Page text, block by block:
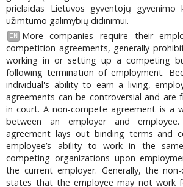
prielaidas Lietuvos gyventojų gyvenimo
užimtumo galimybių didinimui.
EN
More companies require their
competition agreements, generally
working in or setting up a competing
following termination of employment.
individual's ability to earn a living,
agreements can be controversial and are
in court. A non-compete agreement is a
between an employer and
agreement lays out binding terms and
employee’s ability to work in the
competing organizations upon
the current employer. Generally, the
states that the employee may not work